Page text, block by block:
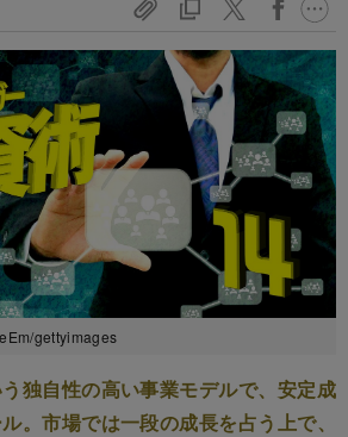
gettyimages
独自性の高い事業モデルで、安定成
。市場では一段の成長を占う上で、